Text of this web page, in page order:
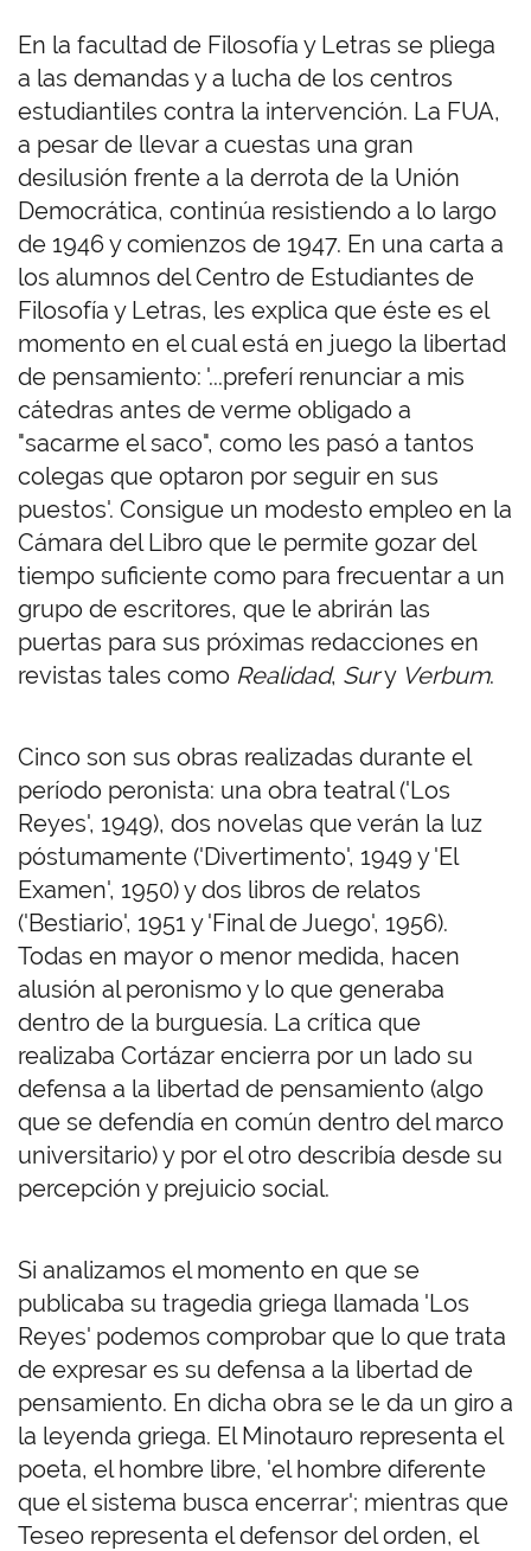
En la facultad de Filosofía y Letras se pliega
a las demandas y a lucha de los centros
estudiantiles contra la intervención. La FUA,
a pesar de llevar a cuestas una gran
desilusión frente a la derrota de la Unión
Democrática, continúa resistiendo a lo largo
de 1946 y comienzos de 1947. En una carta a
los alumnos del Centro de Estudiantes de
Filosofía y Letras, les explica que éste es el
momento en el cual está en juego la libertad
de pensamiento: '...preferí renunciar a mis
cátedras antes de verme obligado a
"sacarme el saco", como les pasó a tantos
colegas que optaron por seguir en sus
puestos'. Consigue un modesto empleo en la
Cámara del Libro que le permite gozar del
tiempo suficiente como para frecuentar a un
grupo de escritores, que le abrirán las
puertas para sus próximas redacciones en
revistas tales como Realidad, Sury Verbum.
Cinco son sus obras realizadas durante el
período peronista: una obra teatral ('Los
Reyes', 1949), dos novelas que verán la luz
póstumamente ('Divertimento', 1949 y 'El
Examen', 1950) y dos libros de relatos
('Bestiario', 1951 y 'Final de Juego', 1956).
Todas en mayor o menor medida, hacen
alusión al peronismo y lo que generaba
dentro de la burguesía. La crítica que
realizaba Cortázar encierra por un lado su
defensa a la libertad de pensamiento (algo
que se defendía en común dentro del marco
universitario) y por el otro describía desde su
percepción y prejuicio social.
Si analizamos el momento en que se
publicaba su tragedia griega llamada 'Los
Reyes' podemos comprobar que lo que trata
de expresar es su defensa a la libertad de
pensamiento. En dicha obra se le da un giro a
la leyenda griega. El Minotauro representa el
poeta, el hombre libre, 'el hombre diferente
que el sistema busca encerrar'; mientras que
Teseo representa el defensor del orden, el